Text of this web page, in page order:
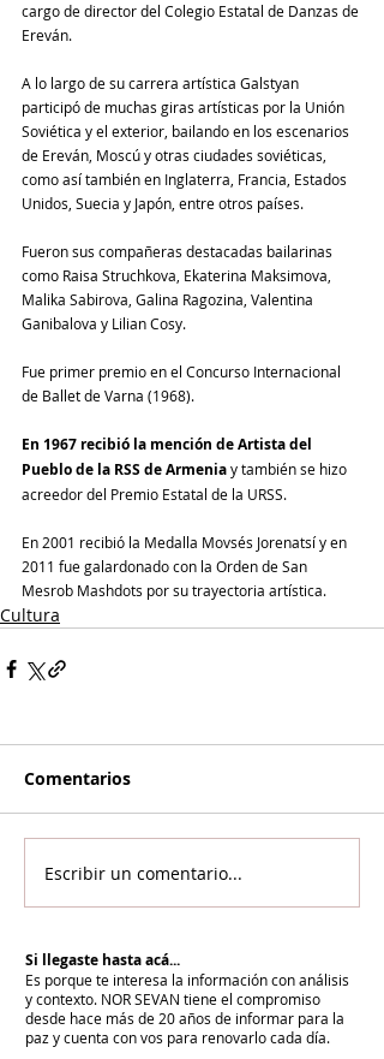
cargo de director del Colegio Estatal de Danzas de
Ereván.
A lo largo de su carrera artística Galstyan
participó de muchas giras artísticas por la Unión
Soviética y el exterior, bailando en los escenarios
de Ereván, Moscú y otras ciudades soviéticas,
como así también en Inglaterra, Francia, Estados
Unidos, Suecia y Japón, entre otros países.
Fueron sus compañeras destacadas bailarinas
como Raisa Struchkova, Ekaterina Maksimova,
Malika Sabirova, Galina Ragozina, Valentina
Ganibalova y Lilian Cosy.
Fue primer premio en el Concurso Internacional
de Ballet de Varna (1968).
En 1967 recibió la mención de Artista del
Pueblo de la RSS de Armenia y también se hizo
acreedor del Premio Estatal de la URSS.
En 2001 recibió la Medalla Movsés Jorenatsí y en
2011 fue galardonado con la Orden de San
Mesrob Mashdots por su trayectoria artística.
Cultura
Comentarios
Escribir un comentario...
Si llegaste hasta acá...
Es porque te interesa la información con análisis
y contexto. NOR SEVAN tiene el compromiso
desde hace más de 20 años de informar para la
paz y cuenta con vos para renovarlo cada día.